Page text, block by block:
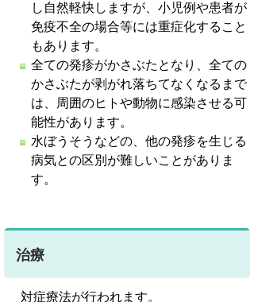
し自然軽快しますが、小児例や患者が
免疫不全の場合等には重症化すること
もあります。
全ての発疹がかさぶたとなり、全ての
かさぶたが剥がれ落ちてなくなるまで
は、周囲のヒトや動物に感染させる可
能性があります。
水ぼうそうなどの、他の発疹を生じる
病気との区別が難しいことがありま
す。
治療
対症療法が行われます。